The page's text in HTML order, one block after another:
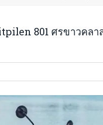
801 ศรขาวคลา